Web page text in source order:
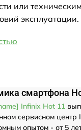
или
эксплуатации.
смартфона
Infinix Hot 11
сервисном центр
опытом - от 5